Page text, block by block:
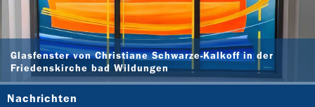
Glasfenster von Christiane Schwarze-Kalkoff in der
Friedenskirche bad Wildungen
Nachrichten